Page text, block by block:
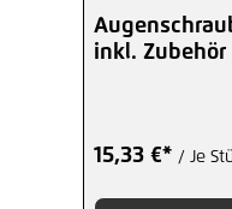
inkl. Zubehör
15,33 €* / Je